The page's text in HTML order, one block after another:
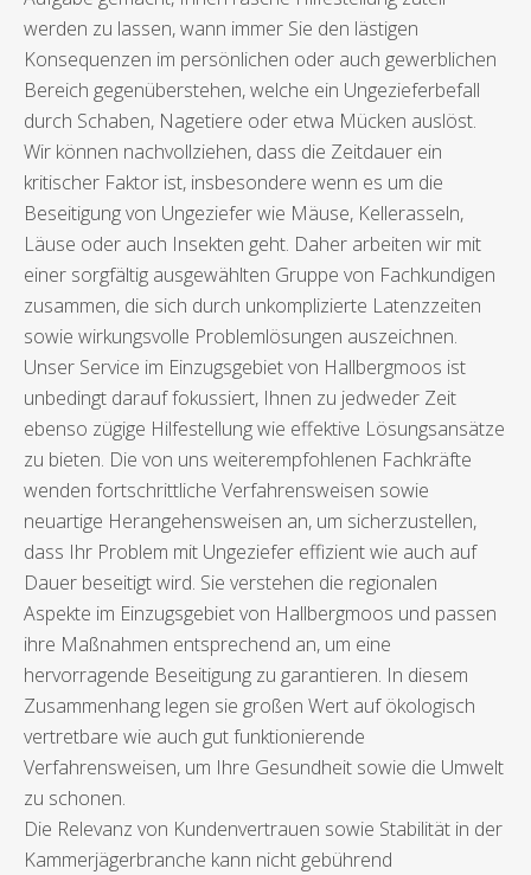
werden zu lassen, wann immer Sie den lästigen
Konsequenzen im persönlichen oder auch gewerblichen
Bereich gegenüberstehen, welche ein Ungezieferbefall
durch Schaben, Nagetiere oder etwa Mücken auslöst.
Wir können nachvollziehen, dass die Zeitdauer ein
kritischer Faktor ist, insbesondere wenn es um die
Beseitigung von Ungeziefer wie Mäuse, Kellerasseln,
Läuse oder auch Insekten geht. Daher arbeiten wir mit
einer sorgfältig ausgewählten Gruppe von Fachkundigen
zusammen, die sich durch unkomplizierte Latenzzeiten
sowie wirkungsvolle Problemlösungen auszeichnen.
Unser Service im Einzugsgebiet von Hallbergmoos ist
unbedingt darauf fokussiert, Ihnen zu jedweder Zeit
ebenso zügige Hilfestellung wie effektive Lösungsansätze
zu bieten. Die von uns weiterempfohlenen Fachkräfte
wenden fortschrittliche Verfahrensweisen sowie
neuartige Herangehensweisen an, um sicherzustellen,
dass Ihr Problem mit Ungeziefer effizient wie auch auf
Dauer beseitigt wird. Sie verstehen die regionalen
Aspekte im Einzugsgebiet von Hallbergmoos und passen
ihre Maßnahmen entsprechend an, um eine
hervorragende Beseitigung zu garantieren. In diesem
Zusammenhang legen sie großen Wert auf ökologisch
vertretbare wie auch gut funktionierende
Verfahrensweisen, um Ihre Gesundheit sowie die Umwelt
zu schonen.
Die Relevanz von Kundenvertrauen sowie Stabilität in der
Kammerjägerbranche kann nicht gebührend